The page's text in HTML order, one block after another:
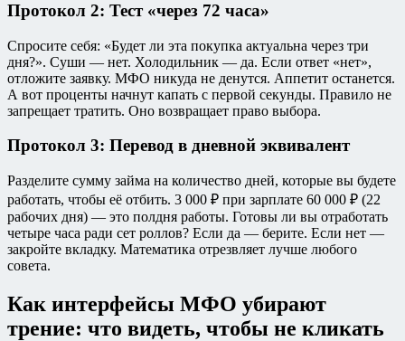
Протокол 2: Тест «через 72 часа»
Спросите себя: «Будет ли эта покупка актуальна через три
дня?». Суши — нет. Холодильник — да. Если ответ «нет»,
отложите заявку. МФО никуда не денутся. Аппетит останется.
А вот проценты начнут капать с первой секунды. Правило не
запрещает тратить. Оно возвращает право выбора.
Протокол 3: Перевод в дневной эквивалент
Разделите сумму займа на количество дней, которые вы будете
работать, чтобы её отбить. 3 000 ₽ при зарплате 60 000 ₽ (22
рабочих дня) — это полдня работы. Готовы ли вы отработать
четыре часа ради сет роллов? Если да — берите. Если нет —
закройте вкладку. Математика отрезвляет лучше любого
совета.
Как интерфейсы МФО убирают
трение: что видеть, чтобы не кликать